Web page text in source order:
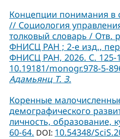
Концепции понимания в
// Социология
толковый словарь / Отв.
ФНИСЦ РАН ; 2-е изд.,
ФНИСЦ РАН, 2026. С. 125-
10.19181/monogr.978-5-
Адамьянц Т. З.
Коренные
демографического
личность, образование,
60-64. DOI: 10.54348/